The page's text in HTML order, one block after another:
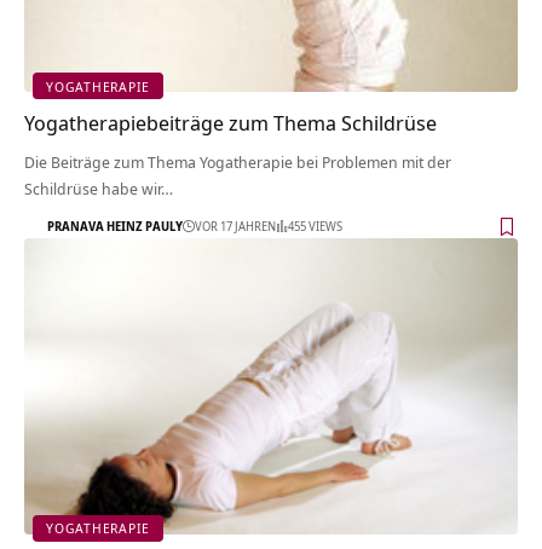
YOGATHERAPIE
Yogatherapiebeiträge zum Thema Schildrüse
Die Beiträge zum Thema Yogatherapie bei Problemen mit der
Schildrüse habe wir…
PRANAVA HEINZ PAULY VOR 17 JAHREN 455 VIEWS
YOGATHERAPIE